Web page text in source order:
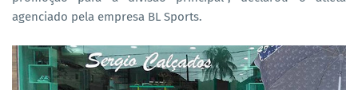
agenciado pela empresa BL Sports.